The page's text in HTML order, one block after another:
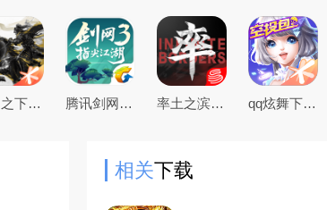
鸿图之下腾讯游戏正式版 腾讯剑网3指尖江湖手游 率土之滨手游下载2026最新版本 qq炫舞下载2026最新版
相关下载